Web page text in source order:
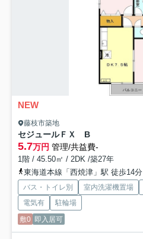
NEW
藤枝市築地
セジュールＦＸ B
5.7万円 管理/共益費-
1階 / 45.50㎡ / 2DK /築27年
東海道本線「西焼津」駅 徒歩14分
バス・トイレ別 室内洗濯機置場
電気有
駐輪場
敷0 即入居可